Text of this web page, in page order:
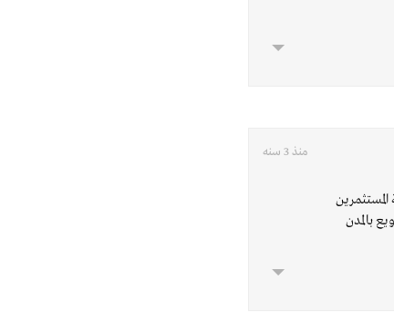
منذ 3 سنه
بالمدن